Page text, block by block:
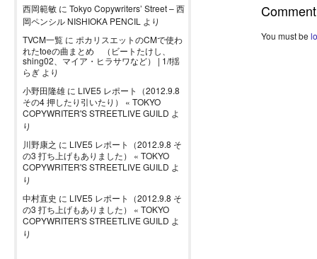
西岡範敏 に Tokyo Copywriters’ Street – 西
岡ペンシル NISHIOKA PENCIL より
TVCM一覧 に ポカリスエットのCMで使わ
れたtoeの曲まとめ （ビートたけし、
shing02、マイア・ヒラサワなど） | 1/f揺
らぎ より
小野田隆雄 に LIVE5 レポート（2012.9.8
その4 押したり引いたり） « TOKYO
COPYWRITER'S STREETLIVE GUILD よ
り
川野康之 に LIVE5 レポート（2012.9.8 そ
の3 打ち上げもありました） « TOKYO
COPYWRITER'S STREETLIVE GUILD よ
り
中村直史 に LIVE5 レポート（2012.9.8 そ
の3 打ち上げもありました） « TOKYO
COPYWRITER'S STREETLIVE GUILD よ
り
Comment
You must be